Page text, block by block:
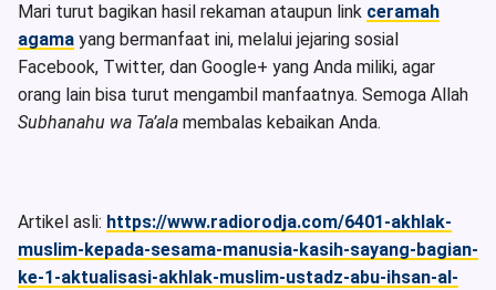
Mari turut bagikan hasil rekaman ataupun link ceramah
agama yang bermanfaat ini, melalui jejaring sosial
Facebook, Twitter, dan Google+ yang Anda miliki, agar
orang lain bisa turut mengambil manfaatnya. Semoga Allah
Subhanahu wa Ta’ala membalas kebaikan Anda.
Artikel asli: https://www.radiorodja.com/6401-akhlak-
muslim-kepada-sesama-manusia-kasih-sayang-bagian-
ke-1-aktualisasi-akhlak-muslim-ustadz-abu-ihsan-al-